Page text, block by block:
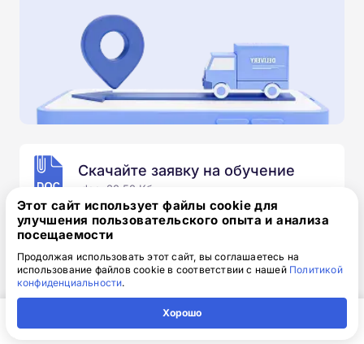
Скачайте заявку на обучение
.doc, 32.52 Кб
Скачайте шаблон, заполните и отправьте по
электронной почте
Обязательно укажите контактный номер телефон.
Наш специалист свяжется с вами и утонит все
детали.
Этот сайт использует файлы cookie для
улучшения пользовательского опыта и анализа
посещаемости
Продолжая использовать этот сайт, вы соглашаетесь на
использование файлов cookie в соответствии с нашей Политикой
конфиденциальности.
Хорошо